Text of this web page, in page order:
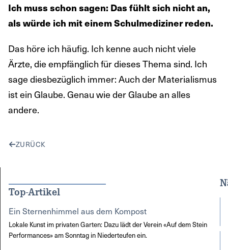
Ich muss schon sagen: Das fühlt sich nicht an,
als würde ich mit einem Schulmediziner reden.
Das höre ich häufig. Ich kenne auch nicht viele
Ärzte, die empfänglich für dieses Thema sind. Ich
sage diesbezüglich immer: Auch der Materialismus
ist ein Glaube. Genau wie der Glaube an alles
andere.
ZURÜCK
Top-Artikel
Ein Sternenhimmel aus dem Kompost
Lokale Kunst im privaten Garten: Dazu lädt der Verein «Auf dem Stein
Performances» am Sonntag in Niederteufen ein.